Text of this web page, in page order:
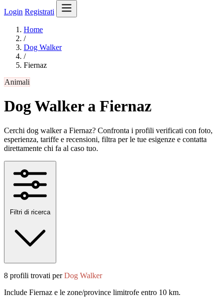
Login Registrati
Home
/
Dog Walker
/
Fiernaz
Animali
Dog Walker a Fiernaz
Cerchi dog walker a Fiernaz? Confronta i profili verificati con foto,
esperienza, tariffe e recensioni, filtra per le tue esigenze e contatta
direttamente chi fa al caso tuo.
Filtri di ricerca
8 profili trovati perDog Walker
Include Fiernaz e le zone/province limitrofe entro 10 km.